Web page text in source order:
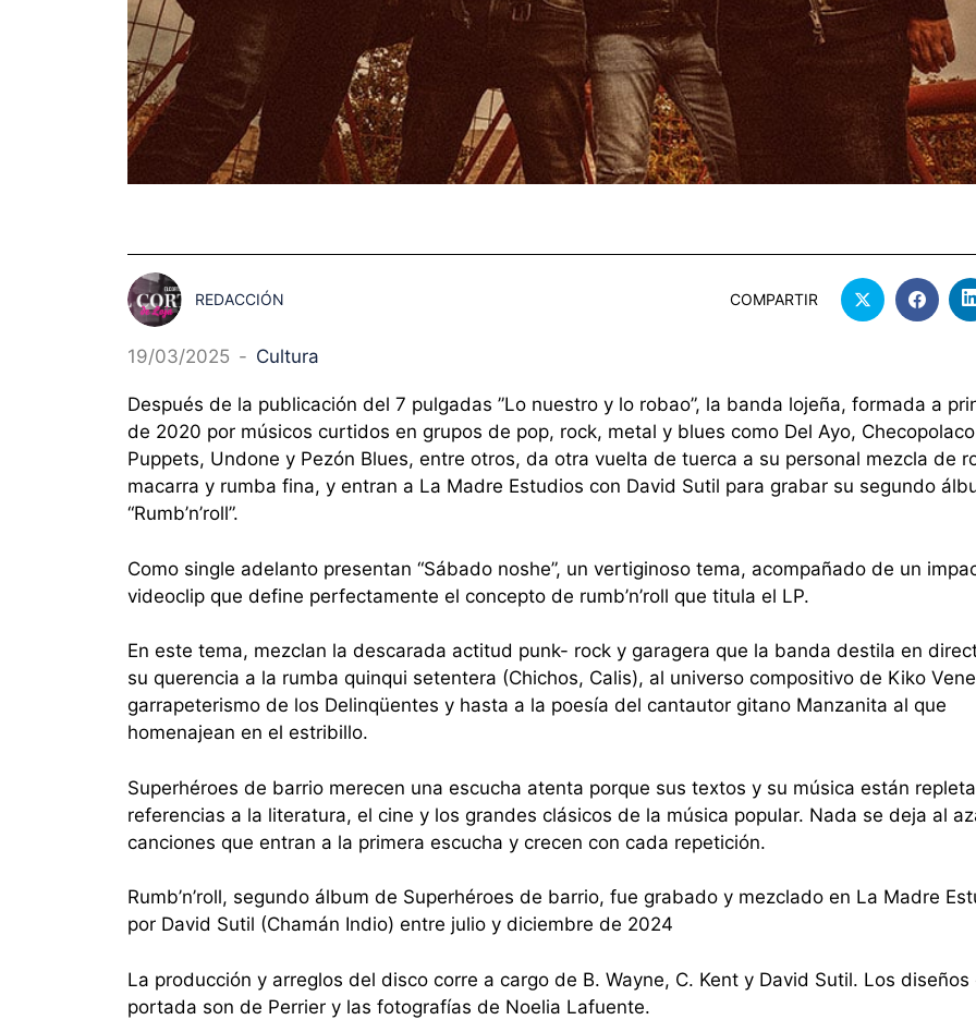
REDACCIÓN COMPARTIR
19/03/2025 - Cultura
Después de la publicación del 7 pulgadas ”Lo nuestro y lo robao”, la banda lojeña, formada a
de 2020 por músicos curtidos en grupos de pop, rock, metal y blues como Del Ayo,
Puppets, Undone y Pezón Blues, entre otros, da otra vuelta de tuerca a su personal mezcla de
macarra y rumba fina, y entran a La Madre Estudios con David Sutil para grabar su segundo
“Rumb’n’roll”.
Como single adelanto presentan “Sábado noshe”, un vertiginoso tema, acompañado de un
videoclip que define perfectamente el concepto de rumb’n’roll que titula el LP.
En este tema, mezclan la descarada actitud punk- rock y garagera que la banda destila en
su querencia a la rumba quinqui setentera (Chichos, Calis), al universo compositivo de Kiko
garrapeterismo de los Delinqüentes y hasta a la poesía del cantautor gitano Manzanita al que
homenajean en el estribillo.
Superhéroes de barrio merecen una escucha atenta porque sus textos y su música están
referencias a la literatura, el cine y los grandes clásicos de la música popular. Nada se deja al
canciones que entran a la primera escucha y crecen con cada repetición.
Rumb’n’roll, segundo álbum de Superhéroes de barrio, fue grabado y mezclado en La Madre
por David Sutil (Chamán Indio) entre julio y diciembre de 2024
La producción y arreglos del disco corre a cargo de B. Wayne, C. Kent y David Sutil. Los diseños
portada son de Perrier y las fotografías de Noelia Lafuente.